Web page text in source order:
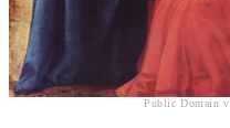
Public Domain